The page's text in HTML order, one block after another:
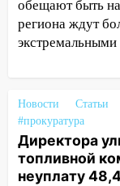
13:12
на
13:08
сорванные
трамваи
обещают быть
региона ждут
Новости
Статьи
#прокуратура
Директора
топливной
неуплату